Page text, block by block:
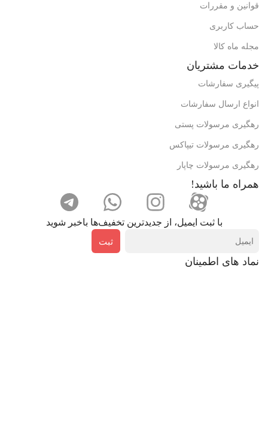
قوانین و مقررات
حساب کاربری
مجله ماه کالا
خدمات مشتریان
پیگیری سفارشات
انواع ارسال سفارشات
رهگیری مرسولات پستی
رهگیری مرسولات تیپاکس
رهگیری مرسولات چاپار
همراه ما باشید!
با ثبت ایمیل، از جدید‌ترین تخفیف‌ها با‌خبر شوید
ثبت
نماد های اطمینان